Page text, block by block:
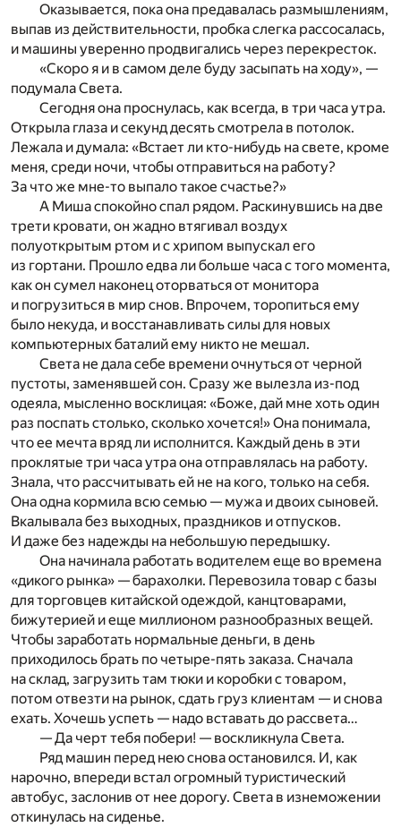
Оказывается, пока она предавалась размышлениям,
выпав из действительности, пробка слегка рассосалась,
и машины уверенно продвигались через перекресток.
«Скоро я и в самом деле буду засыпать на ходу», —
подумала Света.
Сегодня она проснулась, как всегда, в три часа утра.
Открыла глаза и секунд десять смотрела в потолок.
Лежала и думала: «Встает ли кто-нибудь на свете, кроме
меня, среди ночи, чтобы отправиться на работу?
За что же мне-то выпало такое счастье?»
А Миша спокойно спал рядом. Раскинувшись на две
трети кровати, он жадно втягивал воздух
полуоткрытым ртом и с хрипом выпускал его
из гортани. Прошло едва ли больше часа с того момента,
как он сумел наконец оторваться от монитора
и погрузиться в мир снов. Впрочем, торопиться ему
было некуда, и восстанавливать силы для новых
компьютерных баталий ему никто не мешал.
Света не дала себе времени очнуться от черной
пустоты, заменявшей сон. Сразу же вылезла из-под
одеяла, мысленно восклицая: «Боже, дай мне хоть один
раз поспать столько, сколько хочется!» Она понимала,
что ее мечта вряд ли исполнится. Каждый день в эти
проклятые три часа утра она отправлялась на работу.
Знала, что рассчитывать ей не на кого, только на себя.
Она одна кормила всю семью — мужа и двоих сыновей.
Вкалывала без выходных, праздников и отпусков.
И даже без надежды на небольшую передышку.
Она начинала работать водителем еще во времена
«дикого рынка» — барахолки. Перевозила товар с базы
для торговцев китайской одеждой, канцтоварами,
бижутерией и еще миллионом разнообразных вещей.
Чтобы заработать нормальные деньги, в день
приходилось брать по четыре-пять заказа. Сначала
на склад, загрузить там тюки и коробки с товаром,
потом отвезти на рынок, сдать груз клиентам — и снова
ехать. Хочешь успеть — надо вставать до рассвета…
— Да черт тебя побери! — воскликнула Света.
Ряд машин перед нею снова остановился. И, как
нарочно, впереди встал огромный туристический
автобус, заслонив от нее дорогу. Света в изнеможении
откинулась на сиденье.